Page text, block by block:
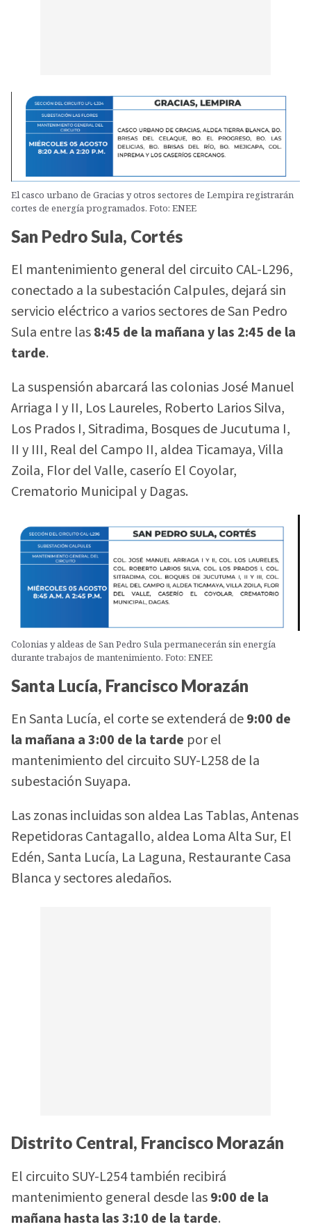
El casco urbano de Gracias y otros sectores de Lempira registrarán
cortes de energía programados. Foto: ENEE
San Pedro Sula, Cortés
El mantenimiento general del circuito CAL-L296,
conectado a la subestación Calpules, dejará sin
servicio eléctrico a varios sectores de San Pedro
Sula entre las8:45 de la mañana y las 2:45 de la
tarde.
La suspensión abarcará las colonias José Manuel
Arriaga I y II, Los Laureles, Roberto Larios Silva,
Los Prados I, Sitradima, Bosques de Jucutuma I,
II y III, Real del Campo II, aldea Ticamaya, Villa
Zoila, Flor del Valle, caserío El Coyolar,
Crematorio Municipal y Dagas.
Colonias y aldeas de San Pedro Sula permanecerán sin energía
durante trabajos de mantenimiento. Foto: ENEE
Santa Lucía, Francisco Morazán
En Santa Lucía, el corte se extenderá de9:00 de
la mañana a 3:00 de la tarde por el
mantenimiento del circuito SUY-L258 de la
subestación Suyapa.
Las zonas incluidas son aldea Las Tablas, Antenas
Repetidoras Cantagallo, aldea Loma Alta Sur, El
Edén, Santa Lucía, La Laguna, Restaurante Casa
Blanca y sectores aledaños.
Distrito Central, Francisco Morazán
El circuito SUY-L254 también recibirá
mantenimiento general desde las9:00 de la
mañana hasta las 3:10 de la tarde.